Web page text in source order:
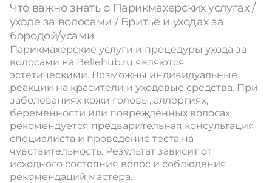
Что важно знать о Парикмахерских услугах /
уходе за волосами / Бритье и уходах за
бородой/усами
Парикмахерские услуги и процедуры ухода за
волосами на Bellehub.ru являются
эстетическими. Возможны индивидуальные
реакции на красители и уходовые средства. При
заболеваниях кожи головы, аллергиях,
беременности или повреждённых волосах
рекомендуется предварительная консультация
специалиста и проведение теста на
чувствительность. Результат зависит от
исходного состояния волос и соблюдения
рекомендаций мастера.